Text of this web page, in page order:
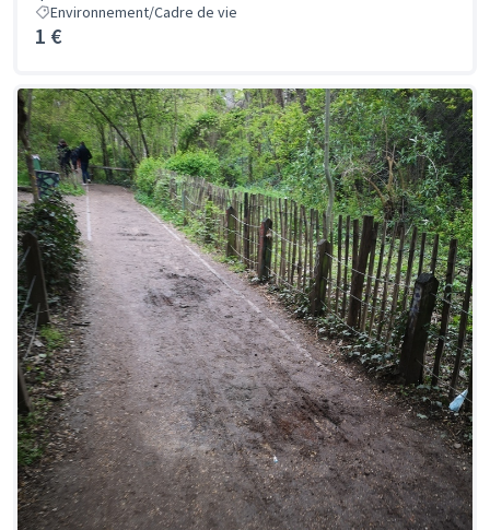
Environnement/Cadre de vie
1 €